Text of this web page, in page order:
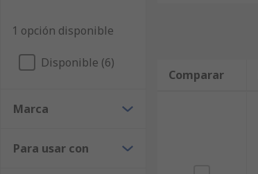
1 opción disponible
Disponible (6)
Marca
Para usar con
Comparar